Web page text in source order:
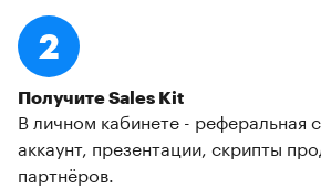
2
Получите Sales Kit
В личном кабинете - реферальная
аккаунт, презентации, скрипты
партнёров.